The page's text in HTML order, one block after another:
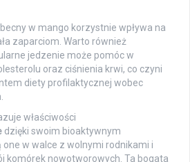
w mango korzystnie wpływa na
zaparciom. Warto również
jedzenie może pomóc w
oraz ciśnienia krwi, co czyni
diety profilaktycznej wobec
właściwości
dzięki swoim bioaktywnym
one w walce z wolnymi rodnikami i
komórek nowotworowych. Ta bogata